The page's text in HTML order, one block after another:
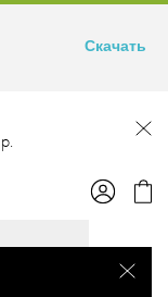
Скачать